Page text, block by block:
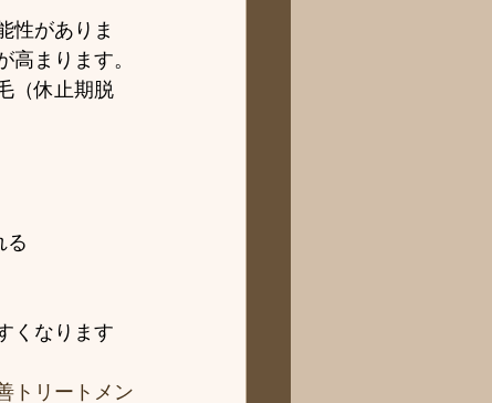
性がありま
まります。
（休止期脱
る
くなります
トリートメン